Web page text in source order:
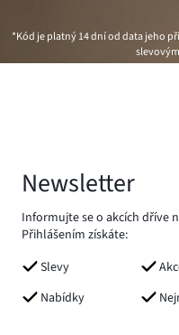
*Kód je platný 14 dní od data jeho
Newsletter
Informujte se o akcích dříve
Přihlášením získáte:
Slevy
Nabídky